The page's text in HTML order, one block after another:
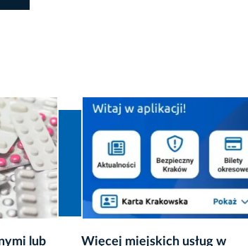
w
Przygoda z ojczyzną na